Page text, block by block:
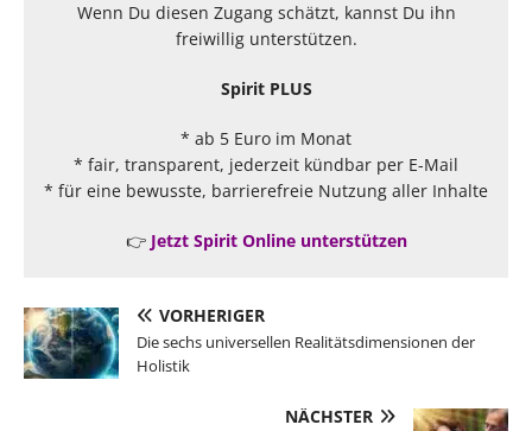
Wenn Du diesen Zugang schätzt, kannst Du ihn
freiwillig unterstützen.
Spirit PLUS
* ab 5 Euro im Monat
* fair, transparent, jederzeit kündbar per E-Mail
* für eine bewusste, barrierefreie Nutzung aller Inhalte
👉 Jetzt Spirit Online unterstützen
VORHERIGER
Die sechs universellen Realitätsdimensionen der
Holistik
NÄCHSTER